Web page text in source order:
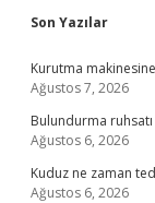
Son Yazılar
Kurutma
Ağustos 7, 2026
Bulundurma
Ağustos 6, 2026
Kuduz ne zaman
Ağustos 6, 2026